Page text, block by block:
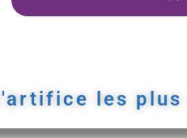
les plus